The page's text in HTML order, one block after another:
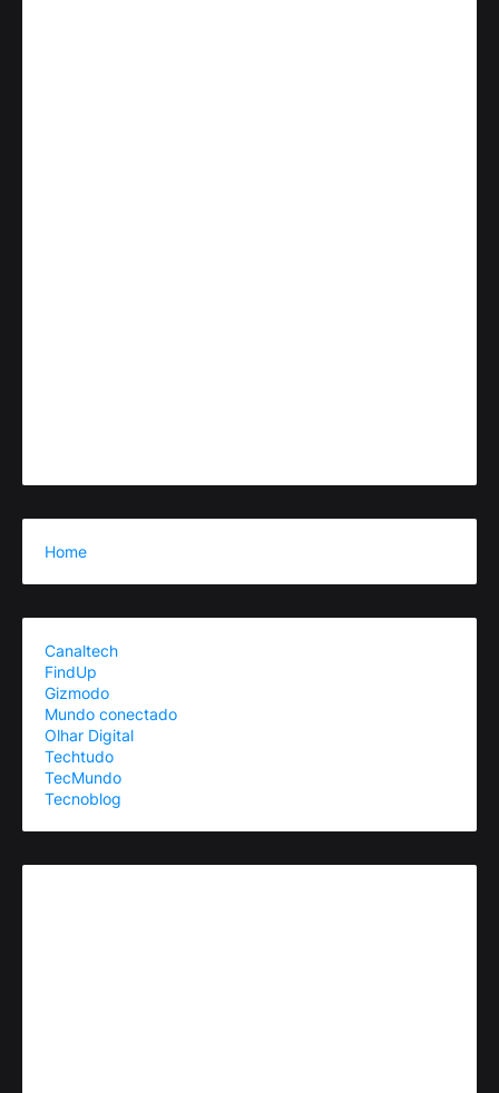
Home
Canaltech
FindUp
Gizmodo
Mundo conectado
Olhar Digital
Techtudo
TecMundo
Tecnoblog